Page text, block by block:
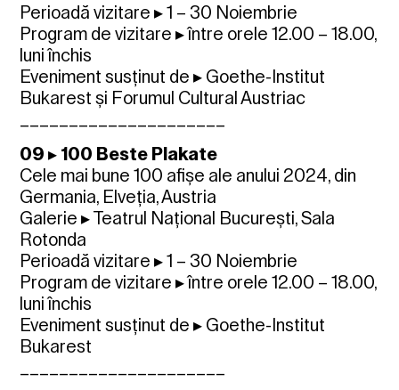
Perioadă vizitare ▸ 1 – 30 Noiembrie
Program de vizitare ▸ între orele 12.00 – 18.00,
luni închis
Eveniment susținut de ▸ Goethe-Institut
Bukarest și Forumul Cultural Austriac
09 ▸ 100 Beste Plakate
Cele mai bune 100 afișe ale anului 2024, din
Germania, Elveția, Austria
Galerie ▸ Teatrul Național București, Sala
Rotonda
Perioadă vizitare ▸ 1 – 30 Noiembrie
Program de vizitare ▸ între orele 12.00 – 18.00,
luni închis
Eveniment susținut de ▸ Goethe-Institut
Bukarest